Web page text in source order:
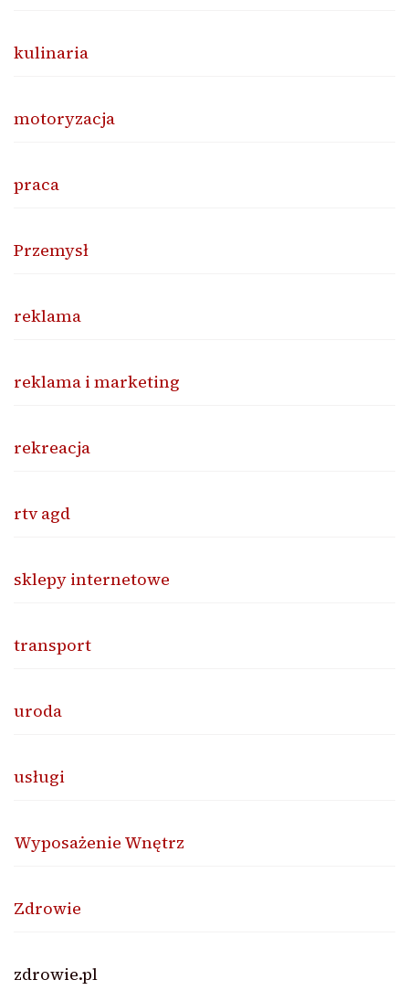
kulinaria
motoryzacja
praca
Przemysł
reklama
reklama i marketing
rekreacja
rtv agd
sklepy internetowe
transport
uroda
usługi
Wyposażenie Wnętrz
Zdrowie
zdrowie.pl